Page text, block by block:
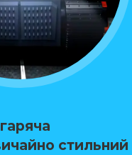
стильний